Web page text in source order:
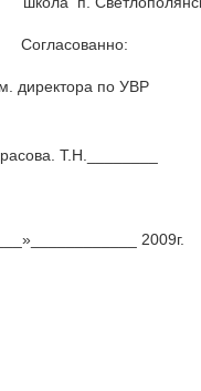
директора по УВР
Т.Н.________
2009г.